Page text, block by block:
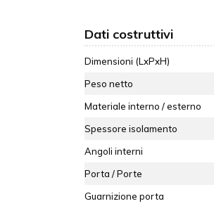
Dati costruttivi
Dimensioni (LxPxH)
Peso netto
Materiale interno / esterno
Spessore isolamento
Angoli interni
Porta / Porte
Guarnizione porta